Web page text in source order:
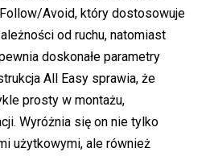
Avoid, który dostosowuje
od ruchu, natomiast
doskonałe parametry
All Easy sprawia, że
prosty w montażu,
Wyróżnia się on nie tylko
użytkowymi, ale również